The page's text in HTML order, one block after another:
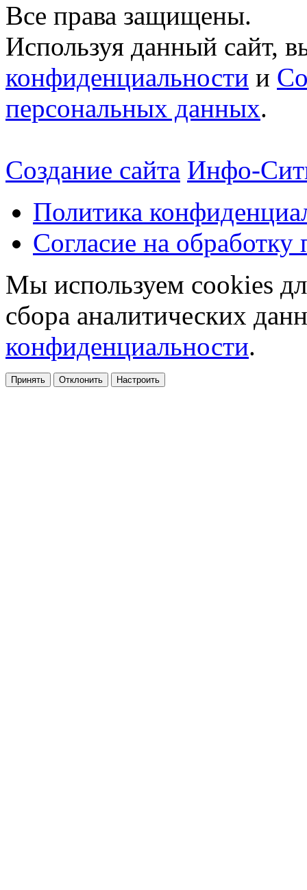
Все права защищены.
Используя данный сайт,
конфиденциальности и
персональных данных.
Создание сайта Инфо-
Политика
Согласие на
Мы используем cookies
сбора аналитических
конфиденциальности.
Принять Отклонить Настроить